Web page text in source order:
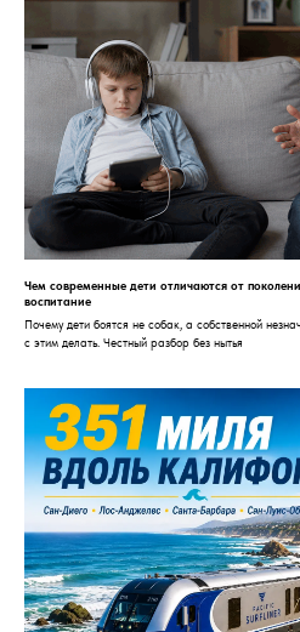
Чем современные дети отличаются от
воспитание
Почему дети боятся не собак, а собственной
с этим делать. Честный разбор без нытья